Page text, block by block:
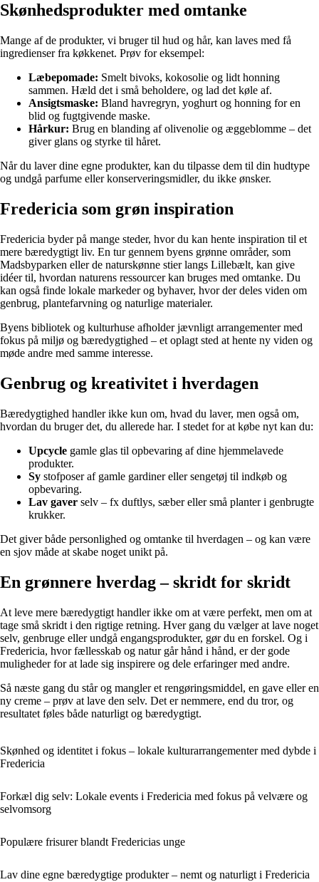
Skønhedsprodukter med omtanke
Mange af de produkter, vi bruger til hud og hår, kan laves med få
ingredienser fra køkkenet. Prøv for eksempel:
Læbepomade: Smelt bivoks, kokosolie og lidt honning
sammen. Hæld det i små beholdere, og lad det køle af.
Ansigtsmaske: Bland havregryn, yoghurt og honning for en
blid og fugtgivende maske.
Hårkur: Brug en blanding af olivenolie og æggeblomme – det
giver glans og styrke til håret.
Når du laver dine egne produkter, kan du tilpasse dem til din hudtype
og undgå parfume eller konserveringsmidler, du ikke ønsker.
Fredericia som grøn inspiration
Fredericia byder på mange steder, hvor du kan hente inspiration til et
mere bæredygtigt liv. En tur gennem byens grønne områder, som
Madsbyparken eller de naturskønne stier langs Lillebælt, kan give
idéer til, hvordan naturens ressourcer kan bruges med omtanke. Du
kan også finde lokale markeder og byhaver, hvor der deles viden om
genbrug, plantefarvning og naturlige materialer.
Byens bibliotek og kulturhuse afholder jævnligt arrangementer med
fokus på miljø og bæredygtighed – et oplagt sted at hente ny viden og
møde andre med samme interesse.
Genbrug og kreativitet i hverdagen
Bæredygtighed handler ikke kun om, hvad du laver, men også om,
hvordan du bruger det, du allerede har. I stedet for at købe nyt kan du:
Upcycle gamle glas til opbevaring af dine hjemmelavede
produkter.
Sy stofposer af gamle gardiner eller sengetøj til indkøb og
opbevaring.
Lav gaver selv – fx duftlys, sæber eller små planter i genbrugte
krukker.
Det giver både personlighed og omtanke til hverdagen – og kan være
en sjov måde at skabe noget unikt på.
En grønnere hverdag – skridt for skridt
At leve mere bæredygtigt handler ikke om at være perfekt, men om at
tage små skridt i den rigtige retning. Hver gang du vælger at lave noget
selv, genbruge eller undgå engangsprodukter, gør du en forskel. Og i
Fredericia, hvor fællesskab og natur går hånd i hånd, er der gode
muligheder for at lade sig inspirere og dele erfaringer med andre.
Så næste gang du står og mangler et rengøringsmiddel, en gave eller en
ny creme – prøv at lave den selv. Det er nemmere, end du tror, og
resultatet føles både naturligt og bæredygtigt.
Skønhed og identitet i fokus – lokale kulturarrangementer med dybde i
Fredericia
Forkæl dig selv: Lokale events i Fredericia med fokus på velvære og
selvomsorg
Populære frisurer blandt Fredericias unge
Lav dine egne bæredygtige produkter – nemt og naturligt i Fredericia